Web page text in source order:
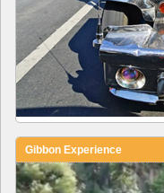
Gibbon Experience